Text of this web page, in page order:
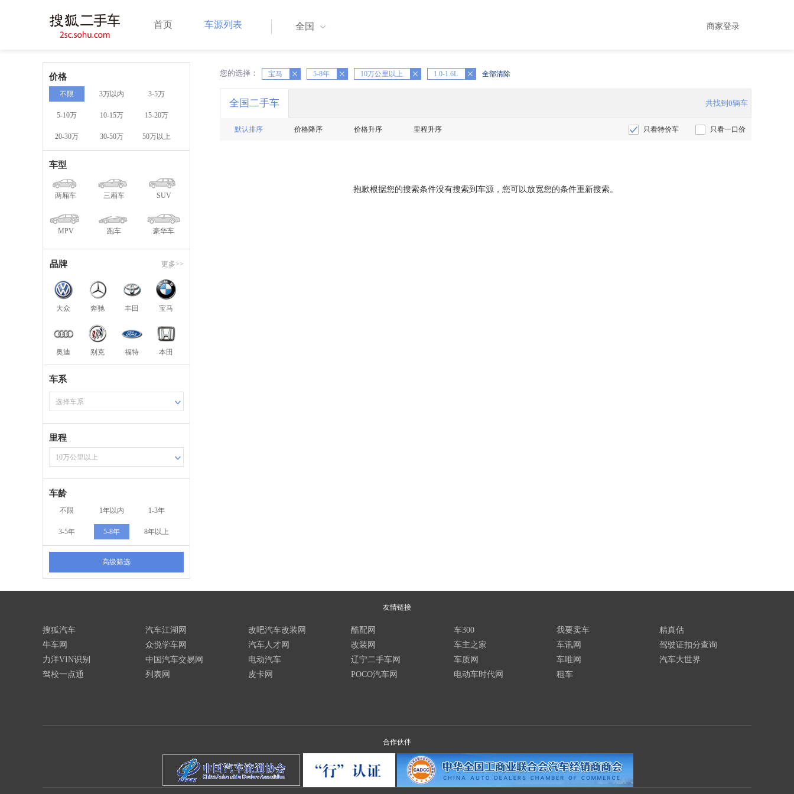
首页 车源列表 全国 商家登录
价格
不限 3万以内 3-5万
5-10万 10-15万 15-20万
20-30万 30-50万 50万以上
车型
两厢车 三厢车 SUV
MPV 跑车 豪华车
品牌 更多>>
大众 奔驰 丰田 宝马
奥迪 别克 福特 本田
车系
选择车系
里程
10万公里以上
车龄
不限 1年以内 1-3年
3-5年 5-8年 8年以上
高级筛选
您的选择： 宝马
X 5-8年
X 10万公里以上
X 1.0-1.6L
X 全部清除
全国二手车 共找到0辆车
只看特价车 只看一口价
默认排序 价格降序 价格升序 里程升序
抱歉根据您的搜索条件没有搜索到车源，您可以放宽您的条件重新搜索。
友情链接
搜狐汽车
牛车网
力洋VIN识别
驾校一点通
汽车江湖网
众悦学车网
中国汽车交易网
列表网
改吧汽车改装网
汽车人才网
电动汽车
皮卡网
酷配网
改装网
辽宁二手车网
POCO汽车网
车300
车主之家
车质网
电动车时代网
我要卖车
车讯网
车唯网
租车
精真估
驾驶证扣分查询
汽车大世界
合作伙伴